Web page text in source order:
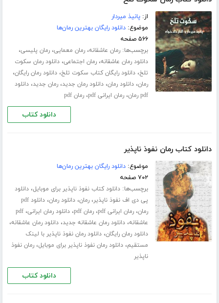
از:پانیذ میردار
موضوع:دانلود رایگان بهترین رمان‌ها
۵۶۶ صفحه
برچسب‌ها:رمان عاشقانه،رمان معمایی،رمان پلیسی،
دانلود رمان عاشقانه،رمان اجتماعی،دانلود رمان سکوت
تلخ،دانلود رایگان کتاب سکوت تلخ،دانلود رمان رایگان،
رمان،دانلود رمان،دانلود رمان جدید،رمان جدید،دانلود
pdf رمان
،رمان ایرانی pdf ،رمان pdf
دانلود کتاب
دانلود کتاب رمان نفوذ ناپذیر
موضوع:دانلود رایگان بهترین رمان‌ها
۷۰۲ صفحه
برچسب‌ها:دانلود کتاب نفوذ ناپذیر برای موبایل،دانلود
پی دی اف نفوذ ناپذیر،رمان،دانلود رمان،
دانلود pdf
رمان،رمان ایرانی pdf ،رمان pdf ،دانلود رمان ایرانی،pdf
عاشقانه،دانلود رمان عاشقانه جدید،دانلود رمان عاشقانه،
دانلود رمان رایگان،دانلود رمان نفوذ ناپذیر با لینک
مستقیم،دانلود رمان نفوذ ناپذیر برای موبایل،رمان نفوذ
ناپذیر
دانلود کتاب